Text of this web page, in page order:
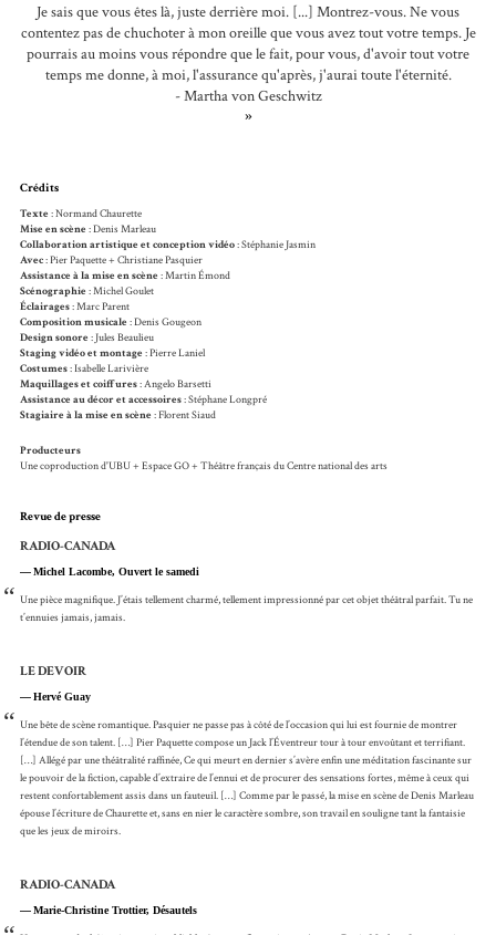
Je sais que vous êtes là, juste derrière moi. [...] Montrez-vous. Ne vous
contentez pas de chuchoter à mon oreille que vous avez tout votre temps. Je
pourrais au moins vous répondre que le fait, pour vous, d'avoir tout votre
temps me donne, à moi, l'assurance qu'après, j'aurai toute l'éternité.
- Martha von Geschwitz
»
Crédits
Texte : Normand Chaurette
Mise en scène : Denis Marleau
Collaboration artistique et conception vidéo: Stéphanie Jasmin
Avec: Pier Paquette + Christiane Pasquier
Assistance à la mise en scène : Martin Émond
Scénographie : Michel Goulet
Éclairages: Marc Parent
Composition musicale : Denis Gougeon
Design sonore : Jules Beaulieu
Staging vidéo et montage : Pierre Laniel
Costumes: Isabelle Larivière
Maquillages et coiffures: Angelo Barsetti
Assistance au décor et accessoires: Stéphane Longpré
Stagiaire à la mise en scène : Florent Siaud
Producteurs
Une coproduction d'UBU + Espace GO + Théâtre français du Centre national des arts
Revue de presse
RADIO-CANADA
Michel Lacombe, Ouvert le samedi
“ Une pièce magnifique. J’étais tellement charmé, tellement impressionné par cet objet théâtral parfait. Tu ne
t’ennuies jamais, jamais.
LE DEVOIR
Hervé Guay
“ Une bête de scène romantique. Pasquier ne passe pas à côté de l’occasion qui lui est fournie de montrer
l’étendue de son talent. […] Pier Paquette compose un Jack l’Éventreur tour à tour envoûtant et terrifiant.
[…] Allégé par une théâtralité raffinée, Ce qui meurt en dernier s’avère enfin une méditation fascinante sur
le pouvoir de la fiction, capable d’extraire de l’ennui et de procurer des sensations fortes, même à ceux qui
restent confortablement assis dans un fauteuil. […] Comme par le passé, la mise en scène de Denis Marleau
épouse l’écriture de Chaurette et, sans en nier le caractère sombre, son travail en souligne tant la fantaisie
que les jeux de miroirs.
RADIO-CANADA
Marie-Christine Trottier, Désautels